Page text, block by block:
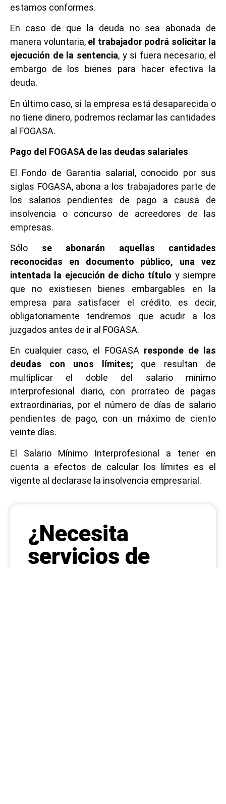
estamos conformes.
En caso de que la deuda no sea abonada de
manera voluntaria, el trabajador podrá solicitar la
ejecución de la sentencia, y si fuera necesario, el
embargo de los bienes para hacer efectiva la
deuda.
En último caso, si la empresa está desaparecida o
no tiene dinero, podremos reclamar las cantidades
al FOGASA.
Pago del FOGASA de las deudas salariales
El Fondo de Garantia salarial, conocido por sus
siglas FOGASA, abona a los trabajadores parte de
los salarios pendientes de pago a causa de
insolvencia o concurso de acreedores de las
empresas.
Sólo se abonarán aquellas cantidades
reconocidas en documento público, una vez
intentada la ejecución de dicho título y siempre
que no existiesen bienes embargables en la
empresa para satisfacer el crédito. es decir,
obligatoriamente tendremos que acudir a los
juzgados antes de ir al FOGASA.
En cualquier caso, el FOGASA responde de las
deudas con unos límites; que resultan de
multiplicar el doble del salario mínimo
interprofesional diario, con prorrateo de pagas
extraordinarias, por el número de días de salario
pendientes de pago, con un máximo de ciento
veinte días.
El Salario Mínimo Interprofesional a tener en
cuenta a efectos de calcular los límites es el
vigente al declarase la insolvencia empresarial.
¿Necesita
servicios de